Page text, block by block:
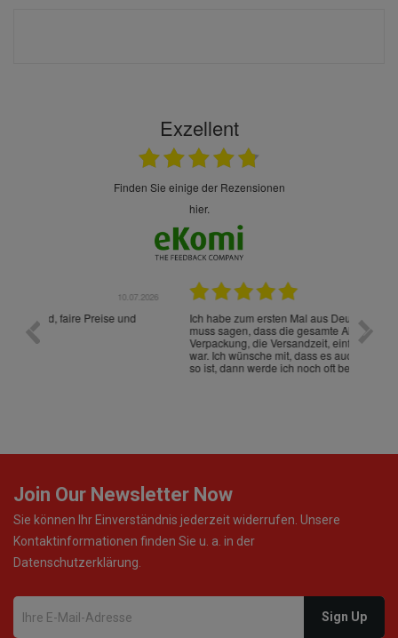
Exzellent
finden Sie einige der Rezensionen
hier.
28.05.2026
Ich habe zum ersten Mal aus Deutschland bestellt und
muss sagen, dass die gesamte Abwicklung, die
Verpackung, die Versandzeit, einfach alles "excelente"
war. Ich wünsche mit, dass es auch beim nächsten Mal
so ist, dann werde ich noch oft bestellen! ¡Viva España!
Die
gut
ist
Join Our Newsletter Now
Sie können Ihr Einverständnis jederzeit widerrufen. Unsere
Kontaktinformationen finden Sie u. a. in der
Datenschutzerklärung.